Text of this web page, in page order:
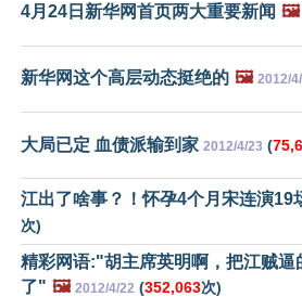
4月24日新华网首页两大重要新闻 🖼️
新华网这个高层动态挺绝的 🖼️ 2012/
大局已定 血债派输到家 2012/4/23 (
江出了啥事？！怀孕4个月宋连演19
次)
精彩网语:"胡主席英明啊，把江贼逼
了" 🖼️ 2012/4/22 (352,063次)